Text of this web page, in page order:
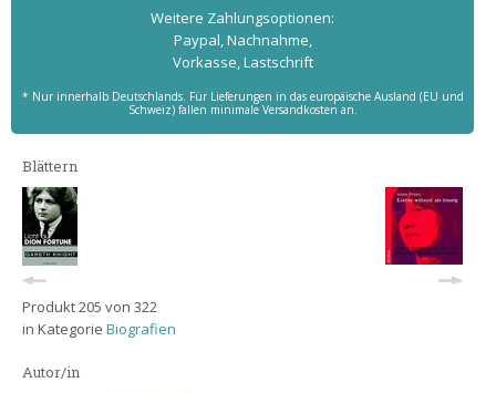
Weitere Zahlungs­optionen:
Paypal, Nachnahme,
Vorkasse, Lastschrift
* Nur innerhalb Deutschlands. Für Lieferungen in das europäische Ausland (EU und
Schweiz) fallen minimale Versandkosten an.
Blättern
Produkt 205 von 322
in Kategorie Biografien
Autor/in